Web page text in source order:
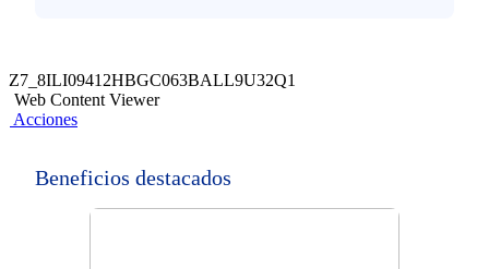
Z7_8ILI09412HBGC063BALL9U32Q1
Web Content Viewer
Acciones
Beneficios destacados